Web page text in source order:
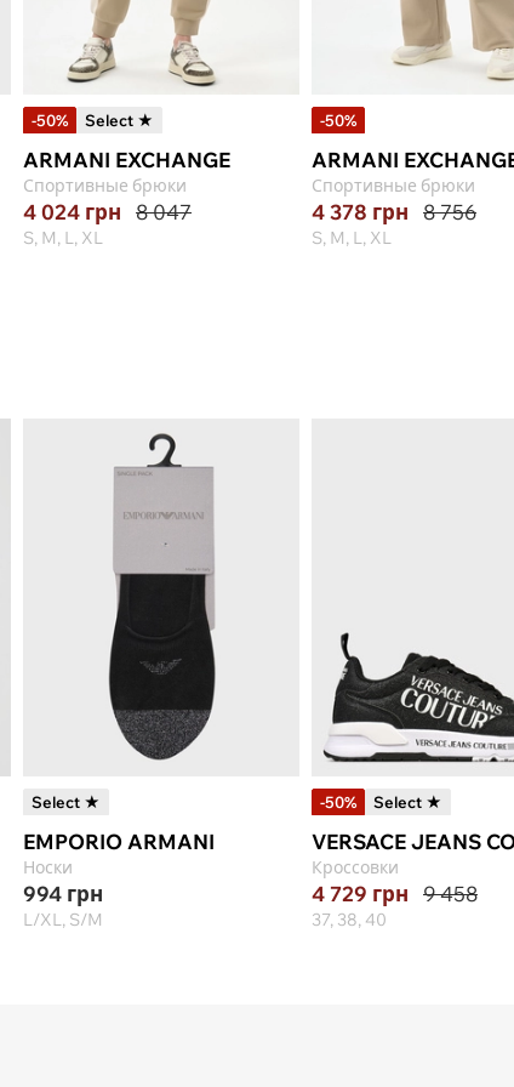
-50% Select ★
ARMANI EXCHANGE
Спортивные брюки
4 024 грн 8 047
S, M, L, XL
-50%
ARMANI
Спортивные брюки
4 378 грн 8 756
S, M, L, XL
Select ★
EMPORIO ARMANI
Носки
994 грн
L/XL, S/M
-50% Select ★
VERSACE JEANS
Кроссовки
4 729 грн 9 458
37, 38, 40